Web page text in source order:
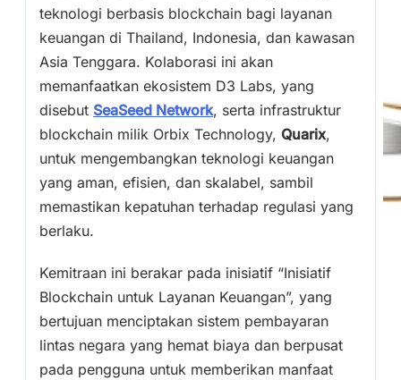
teknologi berbasis blockchain bagi layanan
keuangan di Thailand, Indonesia, dan kawasan
Asia Tenggara. Kolaborasi ini akan
memanfaatkan ekosistem D3 Labs, yang
disebut SeaSeed Network, serta infrastruktur
blockchain milik Orbix Technology, Quarix,
untuk mengembangkan teknologi keuangan
yang aman, efisien, dan skalabel, sambil
memastikan kepatuhan terhadap regulasi yang
berlaku.
Kemitraan ini berakar pada inisiatif “Inisiatif
Blockchain untuk Layanan Keuangan”, yang
bertujuan menciptakan sistem pembayaran
lintas negara yang hemat biaya dan berpusat
pada pengguna untuk memberikan manfaat